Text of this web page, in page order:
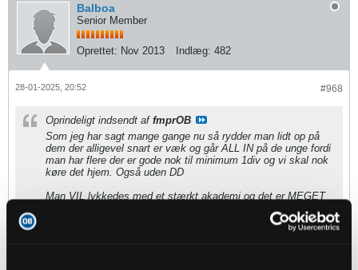
Balboa
Senior Member
Oprettet: Nov 2013 Indlæg: 482
#968
28-01-2025, 20:52
Oprindeligt indsendt af fmprOB
Som jeg har sagt mange gange nu så rydder man lidt op på
dem der alligevel snart er væk og går ALL IN på de unge fordi
man har flere der er gode nok til minimum 1div og vi skal nok
køre det hjem. Også uden DD
Man VIL lykkedes med et stærkt akademi og det er MEGET
kan blive super god) og fastholde dem man har fordi de ved